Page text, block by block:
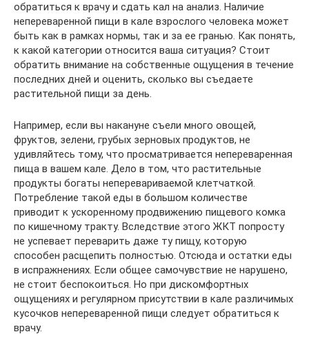
обратиться к врачу и сдать кал на анализ. Наличие
непереваренной пищи в кале взрослого человека может
быть как в рамках нормы, так и за ее гранью. Как понять,
к какой категории относится ваша ситуация? Стоит
обратить внимание на собственные ощущения в течение
последних дней и оценить, сколько вы съедаете
растительной пищи за день.
Например, если вы накануне съели много овощей,
фруктов, зелени, грубых зерновых продуктов, не
удивляйтесь тому, что просматривается непереваренная
пища в вашем кале. Дело в том, что растительные
продукты богаты неперевариваемой клетчаткой.
Потребление такой еды в большом количестве
приводит к ускоренному продвижению пищевого комка
по кишечному тракту. Вследствие этого ЖКТ попросту
не успевает переварить даже ту пищу, которую
способен расщепить полностью. Отсюда и остатки еды
в испражнениях. Если общее самочувствие не нарушено,
не стоит беспокоиться. Но при дискомфортных
ощущениях и регулярном присутствии в кале различимых
кусочков непереваренной пищи следует обратиться к
врачу.